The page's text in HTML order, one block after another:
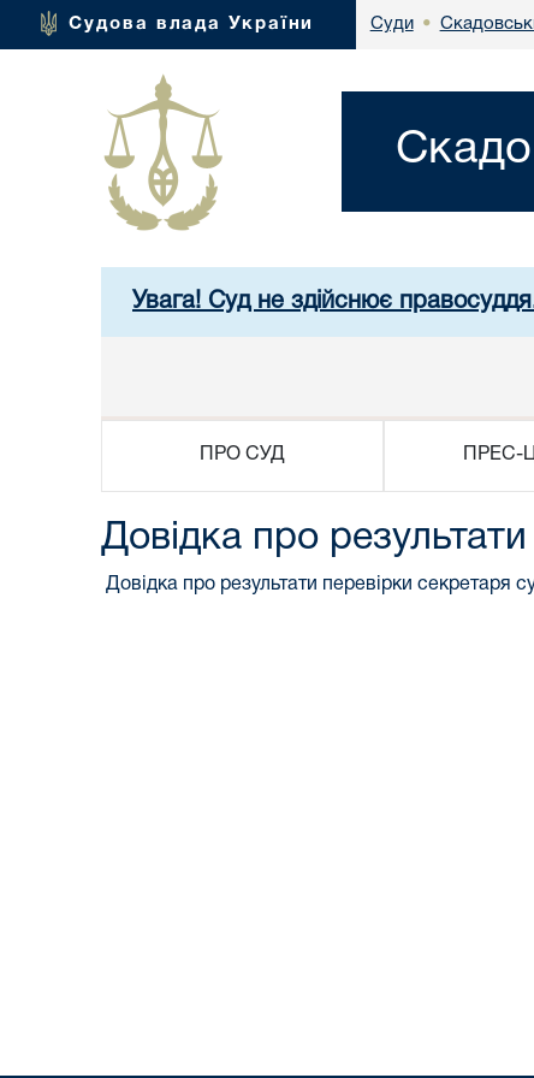
Судова влада України Суди •
Увага! Суд не здійснює
ПРО СУД ПРЕС-
Довідка про
Довідка про результати перевірки секретаря